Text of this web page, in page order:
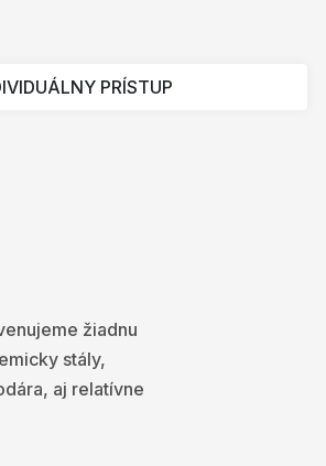
PRÍSTUP
žiadnu
stály,
aj relatívne